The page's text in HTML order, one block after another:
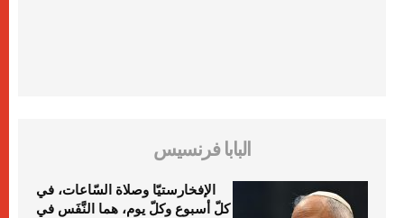
البابا فرنسيس
الإفخارستيّا وصلاة السّاعات، في
كلّ أسبوع وكلّ يوم، هما النَّفَس في